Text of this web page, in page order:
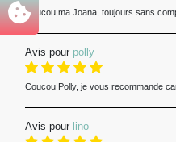
Coucou ma Joana, toujours sans
Avis pour polly
Coucou Polly, je vous recommande
Avis pour lino